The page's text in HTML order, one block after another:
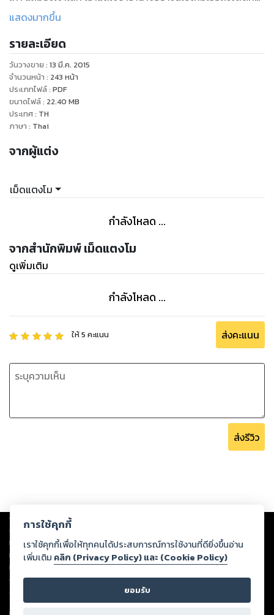
เป็นเบี้ยล่างของเขาทั้งๆ ที่ไม่ควรจะเป็นอย่างนี้...
ว่าน้องเตยจะกลับมาตอนไหน ถ้าเกิดมาตอนที่เรากำลังเข้าด้ายเข้า
เข็มกันอยู่ ผมไม่หยุดนะ”
“ไม่ต้องขู่บ้าๆ แบบนั้นก็ได้ ฉันไปก็ได้ คุณสัญญานะว่าจะไม่ทำอะไร
ฉัน”
“ผมทำไม่ได้หรอก ให้นอนกอดกันเฉยๆ ได้ยังไง ผมไม่ได้กามตาย
ด้านนะ”
“นั่นมันเมื่อก่อน ตอนนั้นยังเกรงใจคุณ แต่ตอนนี้สถานะเรามัน
รับรองว่าจะทำอะไรคุณแน่นอนง่ายกว่านะ หนึ่ง สอง”
“นับบ้าอะไรเล่า” เธอถามเขา เพราะเมื่อครู่ฟังที่เขาพูดยังคิดแก้
“ก็นับให้เวลาคุณตัดสินใจไงเล่าว่าเราจะนอนห้องนี้หรือว่านอนห้อง
ผม...”
ตติยาภาอยากกรี๊ด นี่เขาเรียนจิตวิทยาหรือว่าศัลยศาสตร์มากัน
แน่ถึงได้ใช้หลักจิตวิทยาบังคับเธอเสมอๆ แล้วเธอก็ต้องยอมจำนน
แสดงมากขึ้น
รายละเอียด
วันวางขาย : 13 มี.ค. 2015
จำนวนหน้า : 243 หน้า
ประเภทไฟล์: PDF
ขนาดไฟล์: 22.40 MB
ประเทศ: TH
ภาษา : Thai
จากผู้แต่ง
เม็ดแตงโม
กำลังโหลด ...
จากสำนักพิมพ์ เม็ดแตงโม
ดูเพิ่มเติม
กำลังโหลด ...
ให้5 คะแนน ส่งคะแนน
ส่งรีวิว
Copyright © 2026
ต่อผลงานหรือเนื้อหาใดที่อัปโหลดผ่านเว็บไซต์และปรากฏว่าละเมิดสิทธิใน
ทรัพย์สินทางปัญญาของบุคคลอื่นหรือขัดต่อกฎหมายและศีลธรรม ดังนั้น ผู้อ่าน
ทุกท่านโปรดใช้วิจารณญาณในการกลั่นกรองด้วยตนเอง และหากท่านพบว่าส่วน
หนึ่งส่วนใดขัดต่อกฎหมายและศีลธรรม กรุณาแจ้งมายังบริษัท เพื่อทีมงานจะได้
ดำเนินการในทันที ทั้งนี้ ทางสตอรี่ล็อกขอสงวนลิขสิทธิ์ตามพระราชบัญญัติ
ลิขสิทธิ์ พ.ศ. 2537 (ฉบับล่าสุด)
การใช้คุกกี้
เราใช้คุกกี้เพื่อให้ทุกคนได้ประสบการณ์การใช้งานที่ดียิ่งขึ้นอ่าน
เพิ่มเติม คลิก (Privacy Policy) และ (Cookie Policy)
ยอมรับ